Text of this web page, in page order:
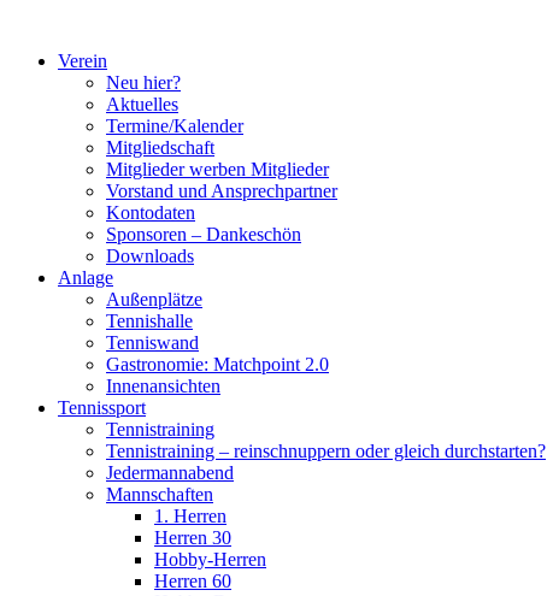
springenVerein
Neu hier?
Aktuelles
Termine/Kalender
Mitgliedschaft
Mitglieder werben Mitglieder
Vorstand und Ansprechpartner
Kontodaten
Sponsoren – Dankeschön
Downloads
Anlage
Außenplätze
Tennishalle
Tenniswand
Gastronomie: Matchpoint 2.0
Innenansichten
Tennissport
Tennistraining
Tennistraining – reinschnuppern oder gleich durchstarten?
Jedermannabend
Mannschaften
1. Herren
Herren 30
Hobby-Herren
Herren 60